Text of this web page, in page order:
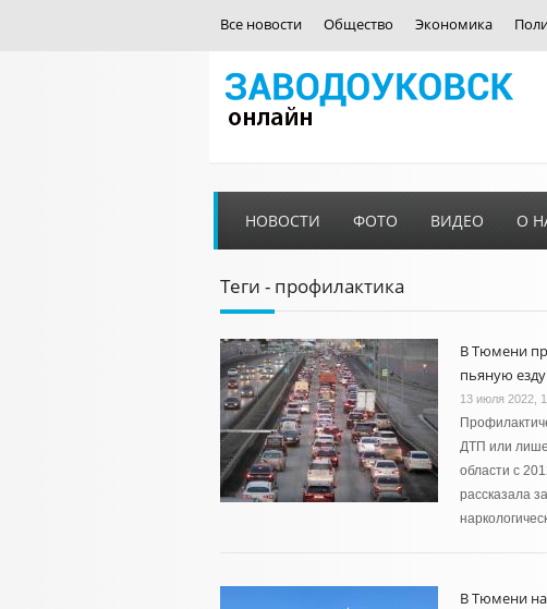
Все новости Общество Экономика
НОВОСТИ ФОТО ВИДЕО О
Теги - профилактика
В Тюмени
пьяную езду
13 июля 2022,
ДТП или
области с
рассказала
В Тюмени